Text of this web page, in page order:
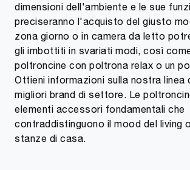
dimensioni dell'ambiente e le sue
preciseranno l'acquisto del giusto
zona giorno o in camera da letto
gli imbottiti in svariati modi, così
poltroncine con poltrona relax o un
Ottieni informazioni sulla nostra linea
migliori brand di settore. Le
elementi accessori fondamentali che
contraddistinguono il mood del living
stanze di casa.